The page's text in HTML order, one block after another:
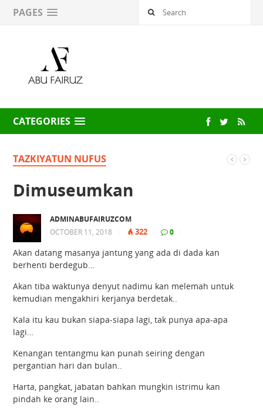
PAGES
CATEGORIES
TAZKIYATUN NUFUS
Dimuseumkan
ADMINABUFAIRUZCOM
OCTOBER 11, 2018
322 0
Akan datang masanya jantung yang ada di dada kan
berhenti berdegub…
Akan tiba waktunya denyut nadimu kan melemah untuk
kemudian mengakhiri kerjanya berdetak..
Kala itu kau bukan siapa-siapa lagi, tak punya apa-apa
lagi…
Kenangan tentangmu kan punah seiring dengan
pergantian hari dan bulan..
Harta, pangkat, jabatan bahkan mungkin istrimu kan
pindah ke orang lain..